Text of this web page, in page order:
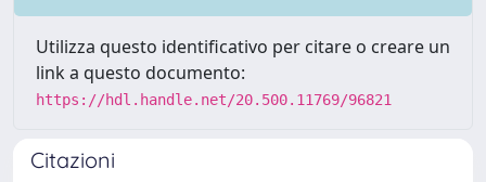
Utilizza questo identificativo per citare o creare un
link a questo documento:
https://hdl.handle.net/20.500.11769/96821
Citazioni